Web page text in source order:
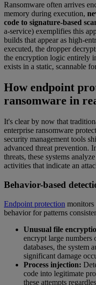
Ransomware often arrives
memory during execution,
code to signature-based
a-service) exemplifies this
builds that appear as high-
executed, the dropper
the encryption logic entirely
exists in a static, scannable
How endpoint
ransomware in
It's clear by now that
enterprise ransomware
security management tools
advanced threat prevention.
threats, these systems
activities that indicate an
Behavior-based
Endpoint protection monitors
behavior for patterns
Unusual file
encrypt large numbers
databases, the system
significant damage
Process injection:
code into legitimate
these attempts